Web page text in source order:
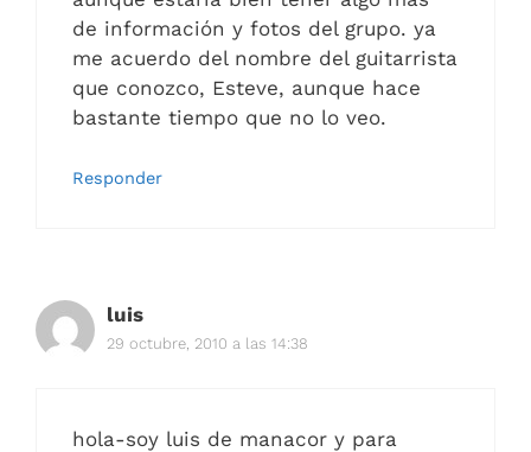
de información y fotos del grupo. ya
me acuerdo del nombre del guitarrista
que conozco, Esteve, aunque hace
bastante tiempo que no lo veo.
Responder
luis
29 octubre, 2010 a las 14:38
hola-soy luis de manacor y para